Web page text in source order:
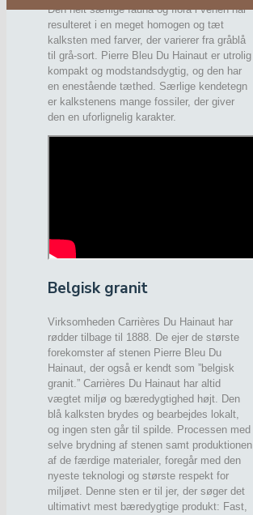
Den helt særlige fauna og flora i venen har
resulteret i en meget homogen og tæt
kalksten med farver, der varierer fra gråblå
til grå-sort. Pierre Bleu Du Hainaut er utrolig
kompakt og modstandsdygtig, og den har
en enestående tæthed. Særlige kendetegn
er kalkstenens mange fossiler, der giver
den en uforlignelig karakter.
Belgisk granit
Virksomheden Carrières Du Hainaut har
rødder tilbage til 1888. De ejer de største
forekomster af stenen Pierre Bleu Du
Hainaut, der også er kendt som ”belgisk
granit.” Carrières Du Hainaut har altid
vægtet miljø og bæredygtighed højt. Den
blå kalksten brydes og bearbejdes lokalt,
og ingen sten går til spilde. Processen med
selve brydning af stenen samt produktionen
af de færdige materialer, foregår med den
nyeste teknologi og største respekt for
miljøet. Denne sten er til jer, der søger det
ultimativt mest bæredygtige produkt: Fast,